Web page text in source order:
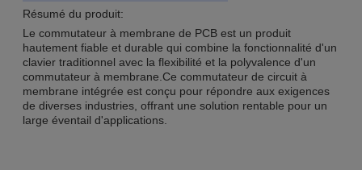
Résumé du produit:
Le commutateur à membrane de PCB est un produit
hautement fiable et durable qui combine la fonctionnalité d'un
clavier traditionnel avec la flexibilité et la polyvalence d'un
commutateur à membrane.Ce commutateur de circuit à
membrane intégrée est conçu pour répondre aux exigences
de diverses industries, offrant une solution rentable pour un
large éventail d'applications.